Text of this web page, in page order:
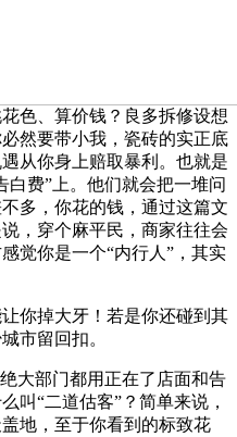
色、算价钱？良多拆修设想
然要带小我，瓷砖的实正底
从你身上赔取暴利。也就是
白费”上。他们就会把一堆问
多，你花的钱，通过这篇文
，穿个麻平民，商家往往会
觉你是一个“内行人”，其实
掉大牙！若是你还碰到其
市留回扣。
部门都用正在了店面和告
叫“二道估客”？简单来说，
地，至于你看到的标致花